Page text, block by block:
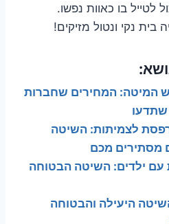
לטייל בו כאוות נפשו.
נקי ונטול מזיקים!
המיטה: המחירים שחברות
שתדעו
לצמיתות: השיטה
מסתירים מכם
עם ילדים: השיטה הבטוחה
היעילה והבטוחה